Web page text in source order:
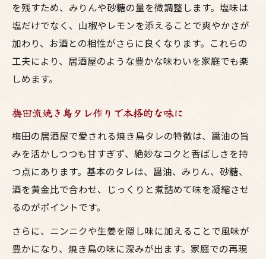
を残すため、みりんや砂糖の量を微調整します。塩味は
塩だけでなく、山椒やレモンを添えることで爽やかさが
加わり、お酒との相性がさらに良くなります。これらの
工夫により、居酒屋のような豊かな味わいを家庭でも楽
しめます。
梅田流焼き鳥タレ作りで本格的な味に
梅田の居酒屋で愛される焼き鳥タレの特徴は、醤油の旨
みを活かしつつも甘すぎず、絶妙なコクと香ばしさを持
つ点にあります。基本のタレは、醤油、みりん、砂糖、
酒を黄金比で合わせ、じっくりと煮詰めて味を凝縮させ
るのがポイントです。
さらに、ニンニクや生姜を隠し味に加えることで風味が
豊かになり、焼き鳥の味に深みが出ます。家庭での再現